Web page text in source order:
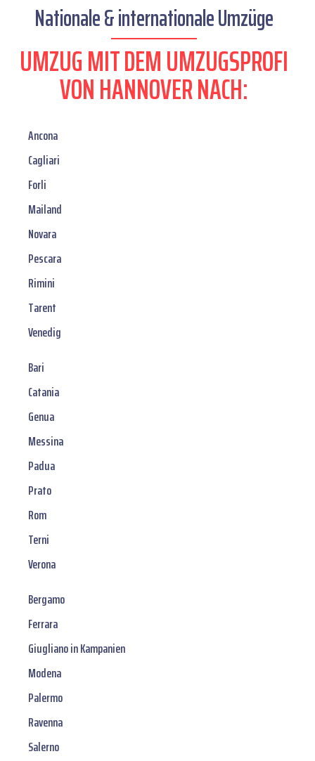
Nationale & internationale Umzüge
UMZUG MIT DEM UMZUGSPROFI
VON HANNOVER NACH:
Ancona
Cagliari
Forli
Mailand
Novara
Pescara
Rimini
Tarent
Venedig
Bari
Catania
Genua
Messina
Padua
Prato
Rom
Terni
Verona
Bergamo
Ferrara
Giugliano in Kampanien
Modena
Palermo
Ravenna
Salerno